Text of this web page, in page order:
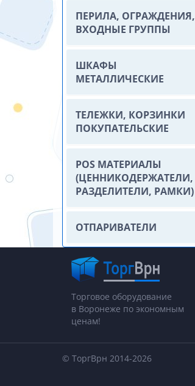
ПЕРИЛА, ОГРАЖДЕНИЯ,
ВХОДНЫЕ ГРУППЫ
ШКАФЫ
МЕТАЛЛИЧЕСКИЕ
ТЕЛЕЖКИ, КОРЗИНКИ
ПОКУПАТЕЛЬСКИЕ
POS МАТЕРИАЛЫ
(ЦЕННИКОДЕРЖАТЕЛИ,
РАЗДЕЛИТЕЛИ, РАМКИ)
ОТПАРИВАТЕЛИ
Торговое оборудование
в Воронеже по экономным
ценам!
© ТоргВрн 2014-2026